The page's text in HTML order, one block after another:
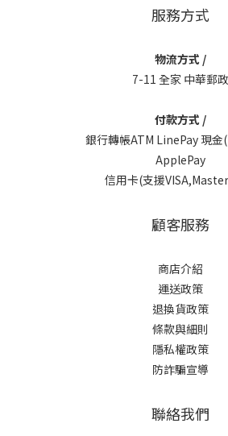
服務方式
物流方式 /
7-11 全家 中華郵政
付款方式 /
銀行轉帳ATM LinePay 現金
ApplePay
信用卡(支援
顧客服務
商店介紹
運送政策
退換貨政策
條款與細則
隱私權政策
防詐騙宣導
聯絡我們